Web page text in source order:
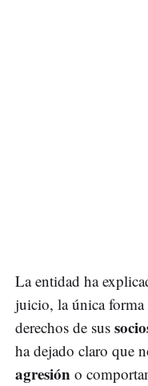
La entidad ha
juicio, la única forma
derechos de sus
ha dejado claro que
agresión o